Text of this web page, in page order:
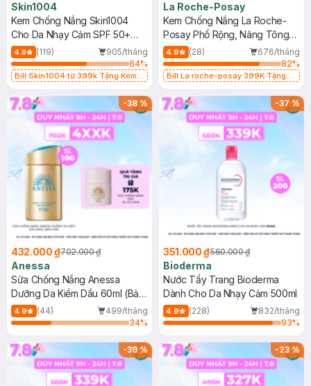
Skin1004
Kem Chống Nắng Skin1004
Cho Da Nhạy Cảm SPF 50+
50ml
4.8 (119)
905/tháng
64%
Bill Skin1004 từ 399k Tặng Kem
SPF 50+ 20ml (SL Có Hạn)
La Roche-Posay
Kem Chống Nắng La Roche-
Posay Phổ Rộng, Nâng Tông
Kiềm Dầu 50ml
4.9 (28)
676/tháng
82%
Bill La roche-posay 399K Tặng
(SL có hạn)
-38%
432.000 ₫702.000 ₫
Anessa
Sữa Chống Nắng Anessa
Dưỡng Da Kiềm Dầu 60ml (Bản
Mới)
4.9 (44)
499/tháng
34%
-37%
351.000 ₫560.000 ₫
Bioderma
Nước Tẩy Trang Bioderma
Dành Cho Da Nhạy Cảm 500ml
4.9 (228)
832/tháng
93%
-39% -23%